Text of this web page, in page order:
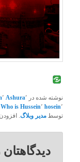
نوشته شده در Ashura٬ ٬
hosein٬ Who is Hussein٬
توسطمدیر وبلاگ.
دیدگاهتان